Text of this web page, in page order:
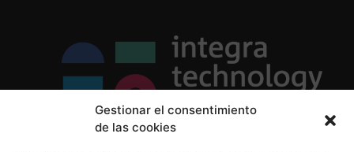
Gestionar el consentimiento
de las cookies